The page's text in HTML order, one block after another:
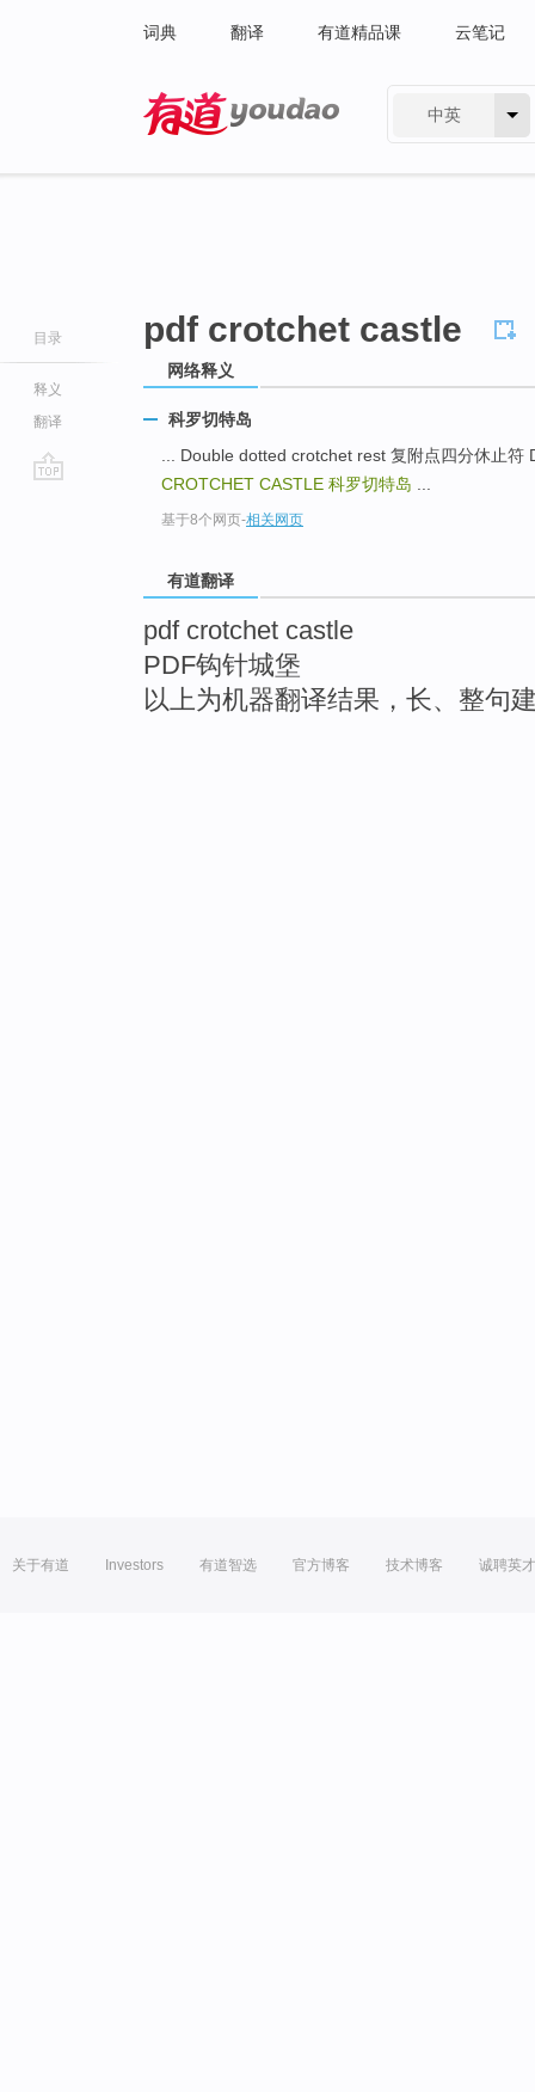
词典 翻译 有道精品课 云笔记
中英
目录
释义
翻译
pdf crotchet castle
网络释义
科罗切特岛
... Double dotted crotchet rest 复附点四分休止
CROTCHET CASTLE 科罗切特岛
基于8个网页-相关网页
有道翻译
pdf crotchet castle
PDF钩针城堡
以上为机器翻译结果，长、整句
关于有道 Investors 有道智选 官方博客 技术博客 诚聘英才